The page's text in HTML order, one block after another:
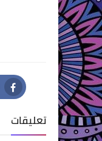
تعليقات